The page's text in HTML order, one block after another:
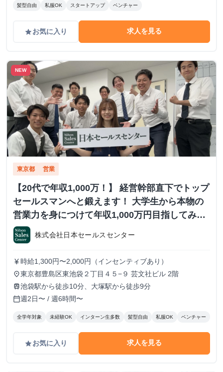
髪型自由 私服OK スタートアップ ベンチャー
gradeお気に入り 求人を見る
NEW
東京都 営業
【20代で年収1,000万！】 経営幹部直下でトップ
セールスマンへと鍛えます！ 大学生から本物の
営業力を身につけて年収1,000万円目指してみま
せんか？ ※当社直結内定あり #学歴不問 #未経験
可 #1.2年生可 - 株式会社日本セールスセンター
の長期・有給インターンシップ
株式会社日本セールスセンター
currency_yen 時給1,300円〜2,000円（インセンティブあり）
place東京都豊島区東池袋２丁目４５−９ 芸文社ビル 2階
train池袋駅から徒歩10分、大塚駅から徒歩9分
calendar_today週2日〜 / 週6時間〜
全学年対象 未経験OK インターン生多数 髪型自由 私服OK ベンチャー
gradeお気に入り 求人を見る